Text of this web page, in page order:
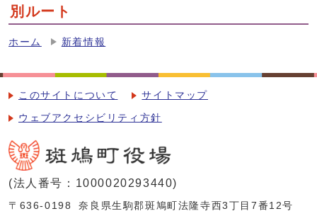
別ルート
ホーム 新着情報
このサイトについて サイトマップ
ウェブアクセシビリティ方針
(法人番号：1000020293440)
〒636-0198
奈良県生駒郡斑鳩町法隆寺西3丁目7番12号